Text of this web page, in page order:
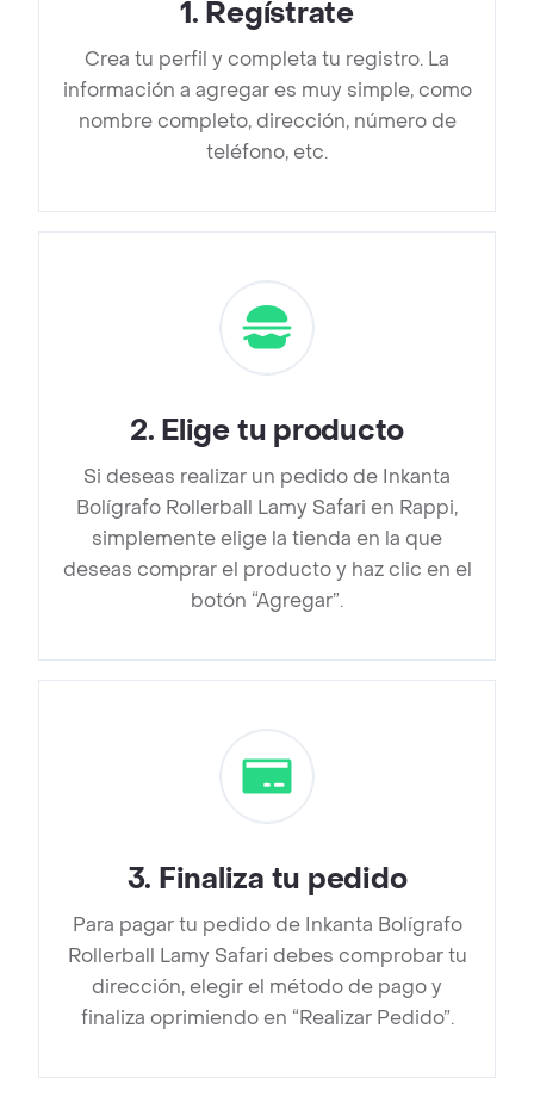
1. Regístrate
Crea tu perfil y completa tu registro. La
información a agregar es muy simple, como
nombre completo, dirección, número de
teléfono, etc.
2. Elige tu producto
Si deseas realizar un pedido de Inkanta
Bolígrafo Rollerball Lamy Safari en Rappi,
simplemente elige la tienda en la que
deseas comprar el producto y haz clic en el
botón “Agregar”.
3. Finaliza tu pedido
Para pagar tu pedido de Inkanta Bolígrafo
Rollerball Lamy Safari debes comprobar tu
dirección, elegir el método de pago y
finaliza oprimiendo en “Realizar Pedido”.